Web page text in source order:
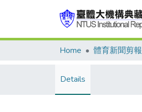
Home 體育新聞剪報
Details